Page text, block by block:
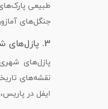
طبیعی
جنگل‌های
3. پازل‌های شهری:
پازل‌های
نقشه‌های
ایفل در